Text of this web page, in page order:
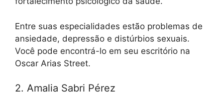
Entre suas especialidades estão problemas de
ansiedade, depressão e distúrbios sexuais.
Você pode encontrá-lo em seu escritório na
Oscar Arias Street.
2. Amalia Sabri Pérez